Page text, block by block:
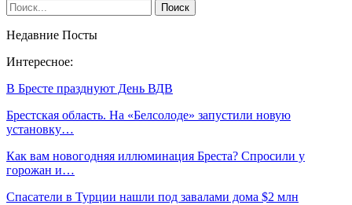
Недавние Посты
Интересное:
В Бресте празднуют День ВДВ
Брестская область. На «Белсолоде» запустили новую
установку…
Как вам новогодняя иллюминация Бреста? Спросили у
горожан и…
Спасатели в Турции нашли под завалами дома $2 млн